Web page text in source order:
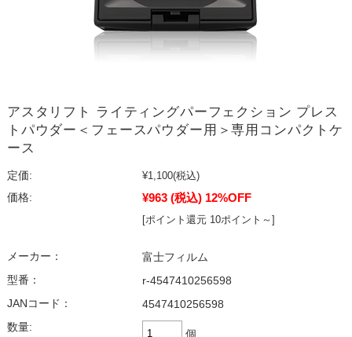
アスタリフト ライティングパーフェクション プレス
トパウダー＜フェースパウダー用＞専用コンパクトケ
ース
定価: ¥1,100(税込)
価格:
¥963 (税込) 12%OFF
[ポイント還元 10ポイント～]
メーカー：
富士フィルム
型番：
r-4547410256598
JANコード：
4547410256598
数量:
個